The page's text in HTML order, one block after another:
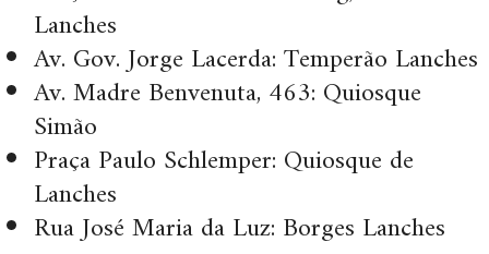
Lanches
Av. Gov. Jorge Lacerda: Temperão Lanches
Av. Madre Benvenuta, 463: Quiosque
Simão
Praça Paulo Schlemper: Quiosque de
Lanches
Rua José Maria da Luz: Borges Lanches